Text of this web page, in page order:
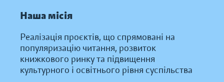
Наша місія
Реалізація проєктів, що спрямовані на
популяризацію читання, розвиток
книжкового ринку та підвищення
культурного і освітнього рівня суспільства